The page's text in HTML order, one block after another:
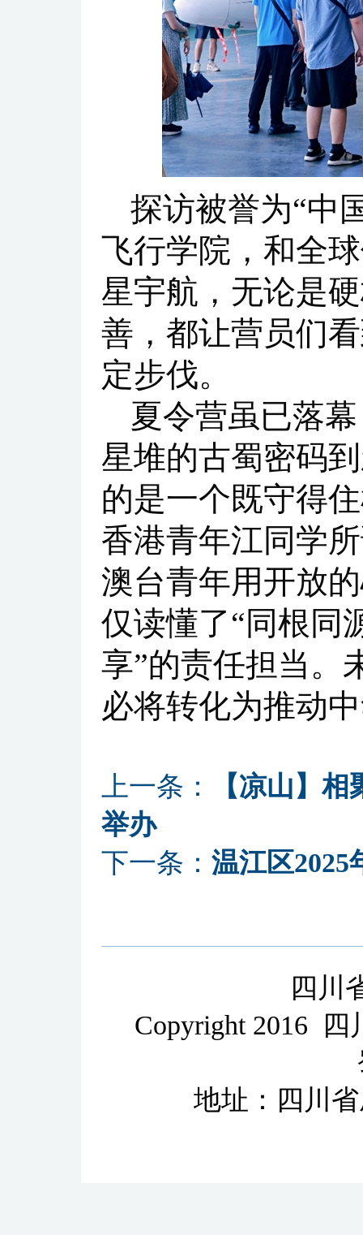
探访被誉为“中
飞行学院，和全
星宇航，无论是
善，都让营员们
定步伐。
夏令营虽已落
星堆的古蜀密码
的是一个既守得
香港青年江同学
澳台青年用开放
仅读懂了“同根同
享”的责任担当。
必将转化为推动
上一条：
【凉山】
举办
下一条： 温江区2025
四川
Copyright 2016 四
地址：四川省